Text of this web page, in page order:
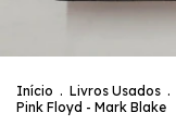
Início . Livros Usados .
Pink Floyd - Mark Blake